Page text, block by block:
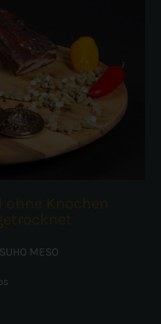
MESO